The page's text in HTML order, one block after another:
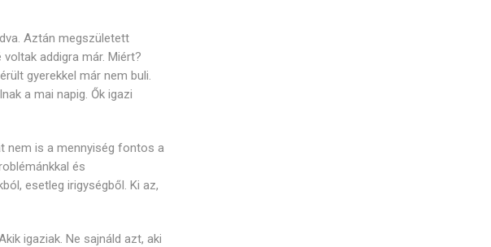
Aztán megszületett
addigra már. Miért?
gyerekkel már nem buli.
a mai napig. Ők igazi
nem is a mennyiség fontos a
és
esetleg irigységből. Ki az,
igaziak. Ne sajnáld azt, aki